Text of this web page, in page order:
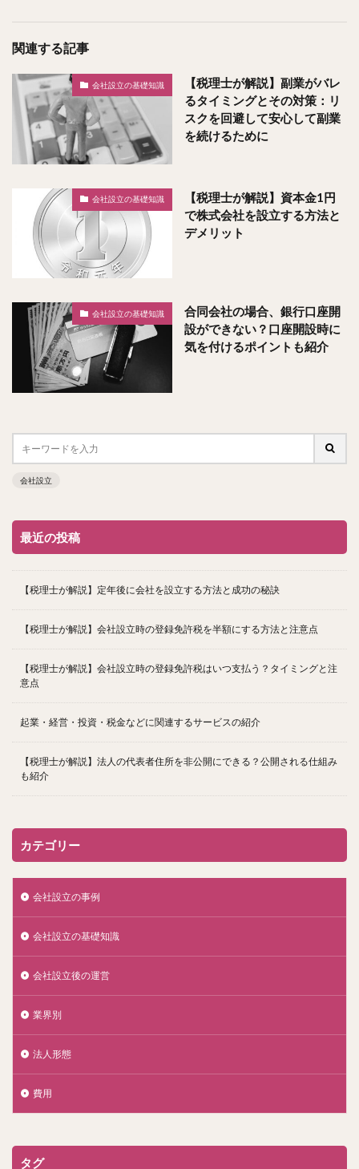
関連する記事
会社設立の基礎知識
【税理士が解説】副業がバレ
るタイミングとその対策：リ
スクを回避して安心して副業
を続けるために
会社設立の基礎知識
【税理士が解説】資本金1円
で株式会社を設立する方法と
デメリット
会社設立の基礎知識
合同会社の場合、銀行口座開
設ができない？口座開設時に
気を付けるポイントも紹介
会社設立
最近の投稿
【税理士が解説】定年後に会社を設立する方法と成功の秘訣
【税理士が解説】会社設立時の登録免許税を半額にする方法と注意点
【税理士が解説】会社設立時の登録免許税はいつ支払う？タイミングと注
意点
起業・経営・投資・税金などに関連するサービスの紹介
【税理士が解説】法人の代表者住所を非公開にできる？公開される仕組み
も紹介
カテゴリー
会社設立の事例
会社設立の基礎知識
会社設立後の運営
業界別
法人形態
費用
タグ